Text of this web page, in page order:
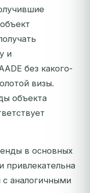
и
без какого-
визы.
объекта
в основных
привлекательна
с аналогичными